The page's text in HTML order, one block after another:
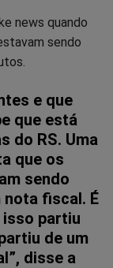
Gettr
news quando
sendo
e que
que está
do RS. Uma
que os
sendo
fiscal. É
isso partiu
de um
disse a